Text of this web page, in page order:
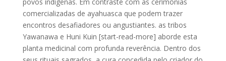
comercializadas de ayahuasca que podem trazer
encontros desafiadores ou angustiantes. as tribos
Yawanawa e Huni Kuin [start-read-more] aborde esta
planta medicinal com profunda reverência. Dentro dos